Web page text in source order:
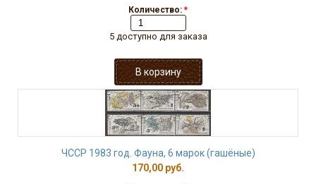
Количество: *
5 доступно для заказа
ЧССР 1983 год. Фауна, 6 марок (гашёные)
170,00 руб.